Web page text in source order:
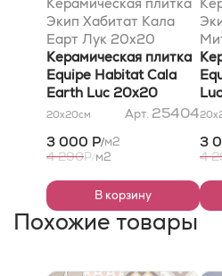
Экип Хабитат Кала
Еарт Лук 20x20
Керамическая плитка
Equipe Habitat Cala
Earth Luc 20x20
20x20см Арт. 25404
3 000 Р/м2
4 290Р/м2
В корзину
3
4
Похожие товары